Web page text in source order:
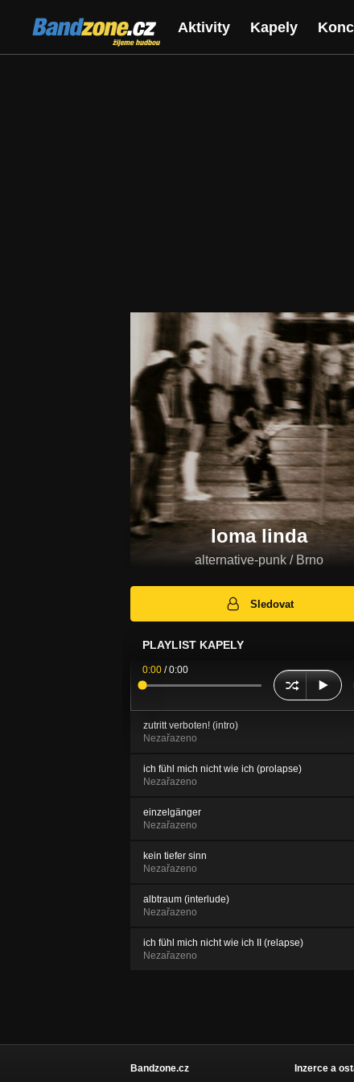
Bandzone.cz
žijeme hudbou
Aktivity Kapely
loma linda
alternative-punk / Brno
Sledovat
PLAYLIST KAPELY
0:00 /0:00
zutritt verboten! (intro)
Nezařazeno
ich fühl mich nicht wie ich (prolapse)
Nezařazeno
einzelgänger
Nezařazeno
kein tiefer sinn
Nezařazeno
albtraum (interlude)
Nezařazeno
ich fühl mich nicht wie ich II (relapse)
Nezařazeno
Bandzone.cz
Inzerce a